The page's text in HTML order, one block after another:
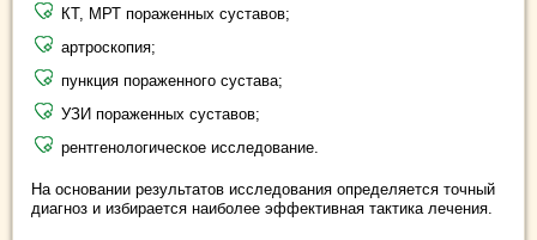
КТ, МРТ пораженных суставов;
артроскопия;
пункция пораженного сустава;
УЗИ пораженных суставов;
рентгенологическое исследование.
На основании результатов исследования определяется точный
диагноз и избирается наиболее эффективная тактика лечения.